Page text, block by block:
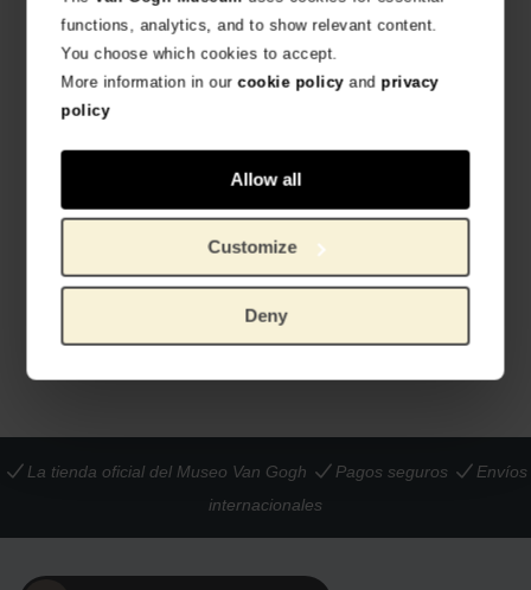
functions, analytics, and to show relevant content.
You choose which cookies to accept.
More information in ourcookie policyand privacy
policy
Allow all
Customize
Deny
Tetera de porcelana Franz Collection Van Gogh, Los girasoles
PRODUCTO OFICIAL VAN GOGH MUSEUM PRODUCTO OFICIAL VAN GOGH MUSEUM
La tienda oficial del Museo Van Gogh Pagos seguros
Envíos
internacionales